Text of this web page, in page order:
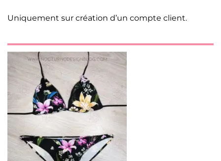
Uniquement sur création d’un compte client.